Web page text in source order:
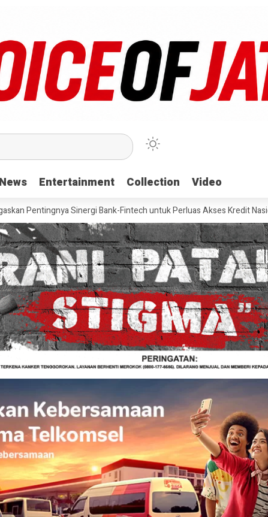
News Entertainment Collection Video
News Entertainment Collection Video
Sinergi Bank-Fintech untuk Perluas Akses Kredit Nasional